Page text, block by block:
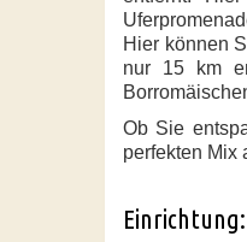
Hier können
nur 15 km
Ob Sie
perfekten Mix
Einrichtung: